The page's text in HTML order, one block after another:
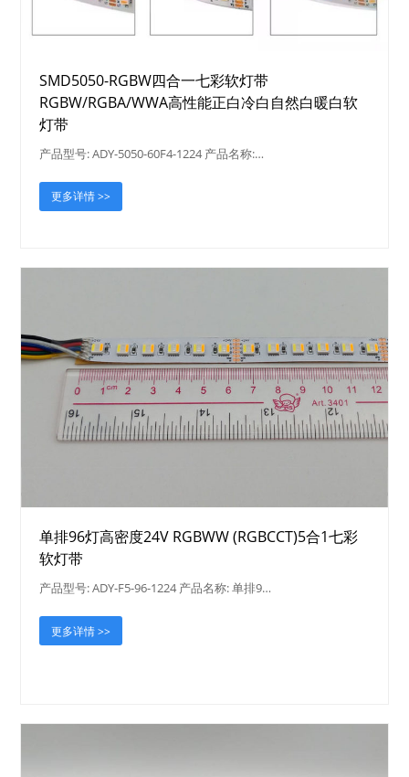
SMD5050-RGBW四合一七彩软灯带
RGBW/RGBA/WWA高性能正白冷白自然白暖白软
灯带
产品型号: ADY-5050-60F4-1224 产品名称:…
更多详情 >>
单排96灯高密度24V RGBWW (RGBCCT)5合1七彩
软灯带
产品型号: ADY-F5-96-1224 产品名称: 单排9…
更多详情 >>